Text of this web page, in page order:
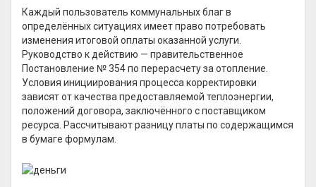
Каждый пользователь коммунальных благ в
определённых ситуациях имеет право потребовать
изменения итоговой оплаты оказанной услуги.
Руководство к действию — правительственное
Постановление № 354 по перерасчету за отопление.
Условия инициирования процесса корректировки
зависят от качества предоставляемой теплоэнергии,
положений договора, заключённого с поставщиком
ресурса. Рассчитывают разницу платы по содержащимся
в бумаге формулам.